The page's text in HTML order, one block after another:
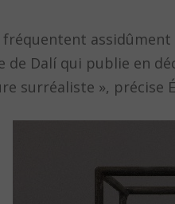
de Dalí qui publie en
surréaliste », précise